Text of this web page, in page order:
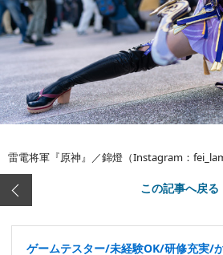
雷電将軍『原神』／錦燈（Instagram：
この記事へ戻る
ゲームテスター/未経験OK/研修充実/